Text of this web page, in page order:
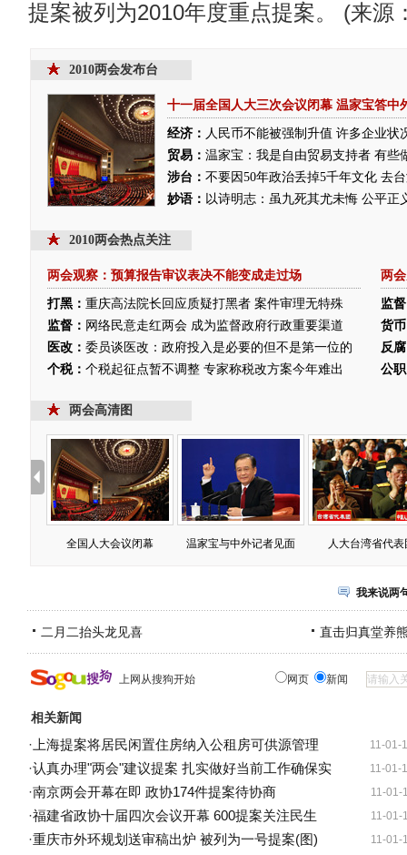
提案被列为2010年度重点提案。 (来源
2010两会发布台
十一届全国人大三次会议闭幕 温家宝答中
经济： 人民币不能被强制升值 许多企业状
贸易： 温家宝：我是自由贸易支持者 有些
涉台： 不要因50年政治丢掉5千年文化 去
妙语： 以诗明志：虽九死其尤未悔 公平正
2010两会热点关注
两会观察：预算报告审议表决不能变成走过场
打黑： 重庆高法院长回应质疑打黑者 案件审理无特殊
监督： 网络民意走红两会 成为监督政府行政重要渠道
医改： 委员谈医改：政府投入是必要的但不是第一位的
个税： 个税起征点暂不调整 专家称税改方案今年难出
两
监
货
反
公
两会高清图
全国人大会议闭幕 温家宝与中外记者见面 人大台湾省代表
我来说两
二月二抬头龙见喜 直击归真堂养
上网从搜狗开始 网页 新闻
相关新闻
11-01-
· 上海提案将居民闲置住房纳入公租房可供源管理
11-01-
·认真办理"两会"建议提案 扎实做好当前工作确保实
11-01-
·南京两会开幕在即 政协174件提案待协商
11-01-
·福建省政协十届四次会议开幕 600提案关注民生
11-01-
·重庆市外环规划送审稿出炉 被列为一号提案(图)